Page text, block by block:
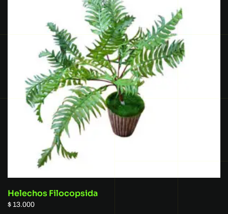
Helechos Filocopsida
$ 13.000